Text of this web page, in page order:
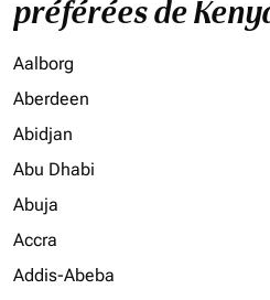
préférées de
Aalborg
Aberdeen
Abidjan
Abu Dhabi
Abuja
Accra
Addis-Abeba